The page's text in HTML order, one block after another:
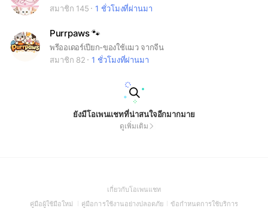
สมาชิก 145 1 ชั่วโมงที่ผ่านมา
Purrpaws 🐾
พรีออเดอร์เปียก-ของใช้แมว จากจีน
สมาชิก 82
1 ชั่วโมงที่ผ่านมา
ยังมีโอเพนแชทที่น่าสนใจอีกมากมาย
ดูเพิ่มเติม
เกี่ยวกับโอเพนแชท(Open
in
คู่มือผู้ใช้มือใหม่ (Open
คู่มือการใช้งานอย่างปลอดภัย(Open
ข้อกำหนดการใช้บริการ(Open